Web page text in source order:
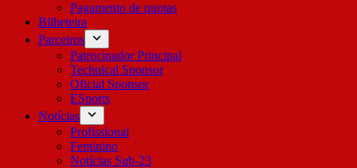
Pagamento de quotas
Bilheteira
Parceiros
Patrocinador Principal
Technical Sponsor
Oficial Sponsor
ESports
Notícias
Profissional
Feminino
Notícias Sub-23